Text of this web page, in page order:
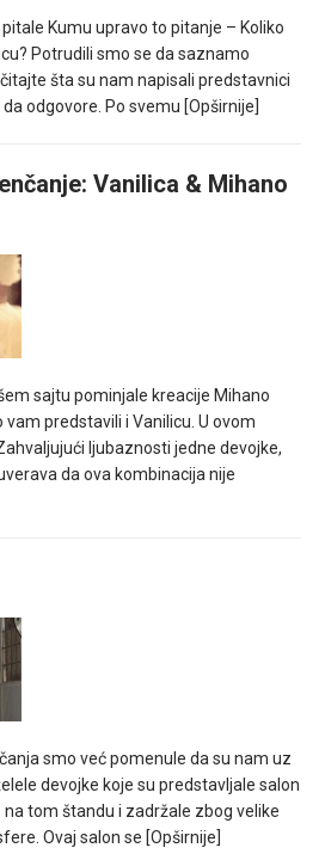
Kumu upravo to pitanje – Koliko
Potrudili smo se da saznamo
šta su nam napisali predstavnici
odgovore. Po svemu [Opširnije]
Vanilica & Mihano
sajtu pominjale kreacije Mihano
predstavili i Vanilicu. U ovom
ljubaznosti jedne devojke,
da ova kombinacija nije
smo već pomenule da su nam uz
devojke koje su predstavljale salon
na tom štandu i zadržale zbog velike
Ovaj salon se [Opširnije]